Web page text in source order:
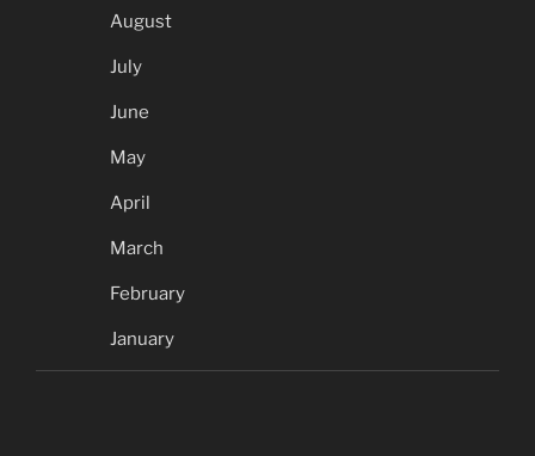
August
July
June
May
April
March
February
January